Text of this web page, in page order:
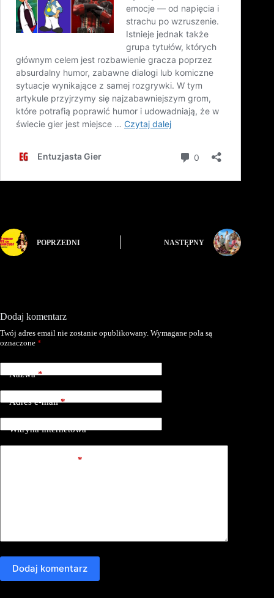
POPRZEDNI NASTĘPNY
Dodaj komentarz
Twój adres email nie zostanie opublikowany. Wymagane pola są
oznaczone *
Nazwa*
Adres e-mail*
Witryna internetowa
*
Dodaj komentarz